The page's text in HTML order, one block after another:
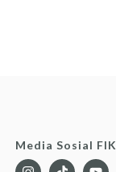
Media Sosial FIK